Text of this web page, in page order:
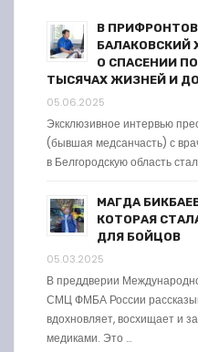
В
БАЛАКОВСКИЙ
О СПАСЕНИИ
ТЫСЯЧАХ ЖИЗНЕЙ И
05.06.2025
Эксклюзивное интервью
(бывшая медсанчасть) с
в Белгородскую область
МАГДА
КОТОРАЯ
ДЛЯ БОЙЦОВ
05.03.2025
В преддверии
СМЦ ФМБА России
вдохновляет, восхищает и
медиками. Это …